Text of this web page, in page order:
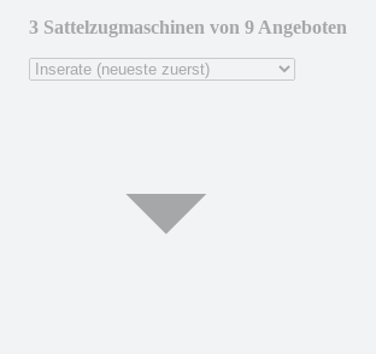
3 Sattelzugmaschinen von 9 Angeboten